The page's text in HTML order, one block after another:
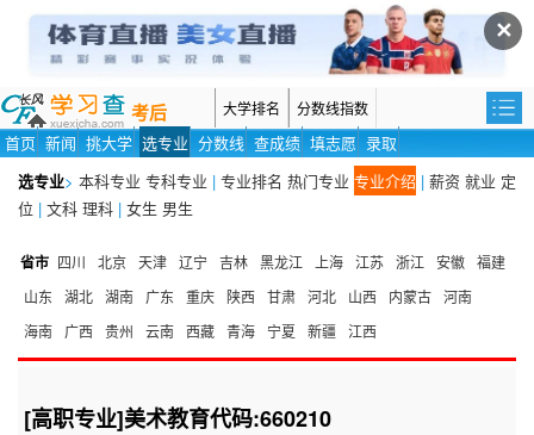
✕
考后 大学排名 分数线指数
首页 新闻 挑大学 选专业 分数线 查成绩 填志愿 录取
选专业> 本科专业 专科专业 | 专业排名 热门专业 专业介绍 | 薪资 就业 定
位 | 文科 理科 | 女生 男生
省市 四川 北京 天津 辽宁 吉林 黑龙江 上海 江苏 浙江 安徽 福建
山东
湖北 湖南 广东 重庆 陕西 甘肃 河北 山西 内蒙古 河南
海南
广西 贵州 云南 西藏 青海 宁夏 新疆 江西
[高职专业]美术教育代码:660210